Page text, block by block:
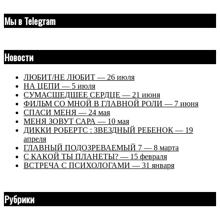
Мы в Telegram
Новости
ЛЮБИТ/НЕ ЛЮБИТ — 26 июля
НА ЦЕПИ — 5 июля
СУМАСШЕДШЕЕ СЕРДЦЕ — 21 июня
ФИЛЬМ СО МНОЙ В ГЛАВНОЙ РОЛИ — 7 июня
СПАСИ МЕНЯ — 24 мая
МЕНЯ ЗОВУТ САРА — 10 мая
ДИККИ РОБЕРТС : ЗВЕЗДНЫЙ РЕБЕНОК — 19
апреля
ГЛАВНЫЙ ПОДОЗРЕВАЕМЫЙ 7 — 8 марта
С КАКОЙ ТЫ ПЛАНЕТЫ? — 15 февраля
ВСТРЕЧА С ПСИХОЛОГАМИ — 31 января
Рубрики